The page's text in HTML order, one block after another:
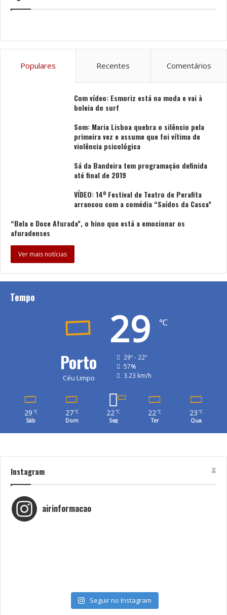
Populares Recentes Comentários
Com vídeo: Esmoriz está na moda e vai à
boleia do surf
Som: Maria Lisboa quebra o silêncio pela
primeira vez e assume que foi vítima de
violência psicológica
Sá da Bandeira tem programação definida
até final de 2019
VÍDEO: 14º Festival de Teatro de Perafita
arrancou com a comédia “Saídos da Casca”
“Bela e Doce Afurada”, o hino que está a emocionar os
afuradenses
Ver mais notícias
Tempo
Porto
Céu Limpo
29 ℃
29º - 22º
57%
3.23 km/h
29 ℃
Sáb
27 ℃
Dom
22℃
Seg
22℃
Ter
23 ℃
Qua
Instagram
airinformacao
Seguir no Instagram